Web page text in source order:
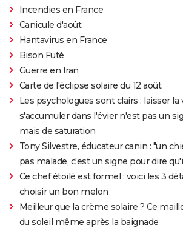
Incendies en France
Canicule d'août
Hantavirus en France
Bison Futé
Guerre en Iran
Carte de l'éclipse solaire du 12 août
Les psychologues sont clairs : laisser la
s'accumuler dans l'évier n'est pas un
mais de saturation
Tony Silvestre, éducateur canin : "un
pas malade, c'est un signe pour dire
Ce chef étoilé est formel : voici les 3
choisir un bon melon
Meilleur que la crème solaire ? Ce
du soleil même après la baignade